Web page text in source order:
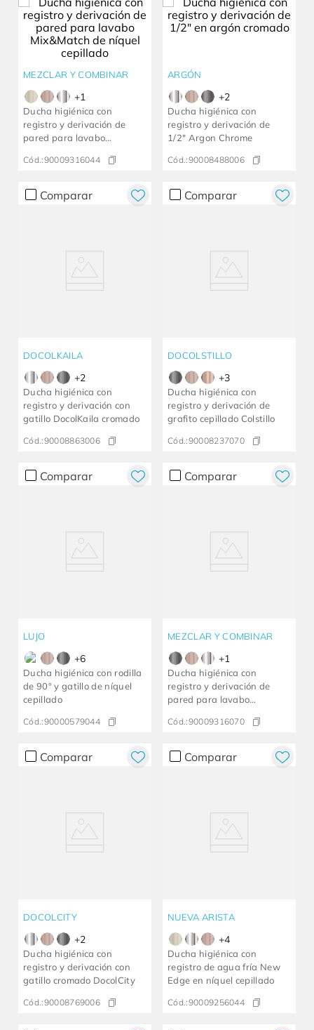
MEZCLAR Y COMBINAR
+1
Ducha higiénica con
registro y derivación de
pared para lavabo
cepillado
Cód.:90009316044
ARGÓN
+2
Ducha higiénica con
registro y derivación de
1/2" Argon Chrome
Cód.:90008488006
Comparar
DOCOLKAILA
+2
Ducha higiénica con
registro y derivación con
gatillo DocolKaila cromado
Cód.:90008863006
Comparar
DOCOLSTILLO
+3
Ducha higiénica con
registro y derivación de
grafito cepillado Colstillo
Cód.:90008237070
Comparar
LUJO
+6
Ducha higiénica con rodilla
de 90° y gatillo de níquel
cepillado
Cód.:90000579044
Comparar
MEZCLAR Y COMBINAR
+1
Ducha higiénica con
registro y derivación de
pared para lavabo
cepillado
Cód.:90009316070
Comparar
DOCOLCITY
+2
Ducha higiénica con
registro y derivación con
gatillo cromado DocolCity
Cód.:90008769006
Comparar
NUEVA ARISTA
+4
Ducha higiénica con
registro de agua fría New
Edge en níquel cepillado
Cód.:90009256044